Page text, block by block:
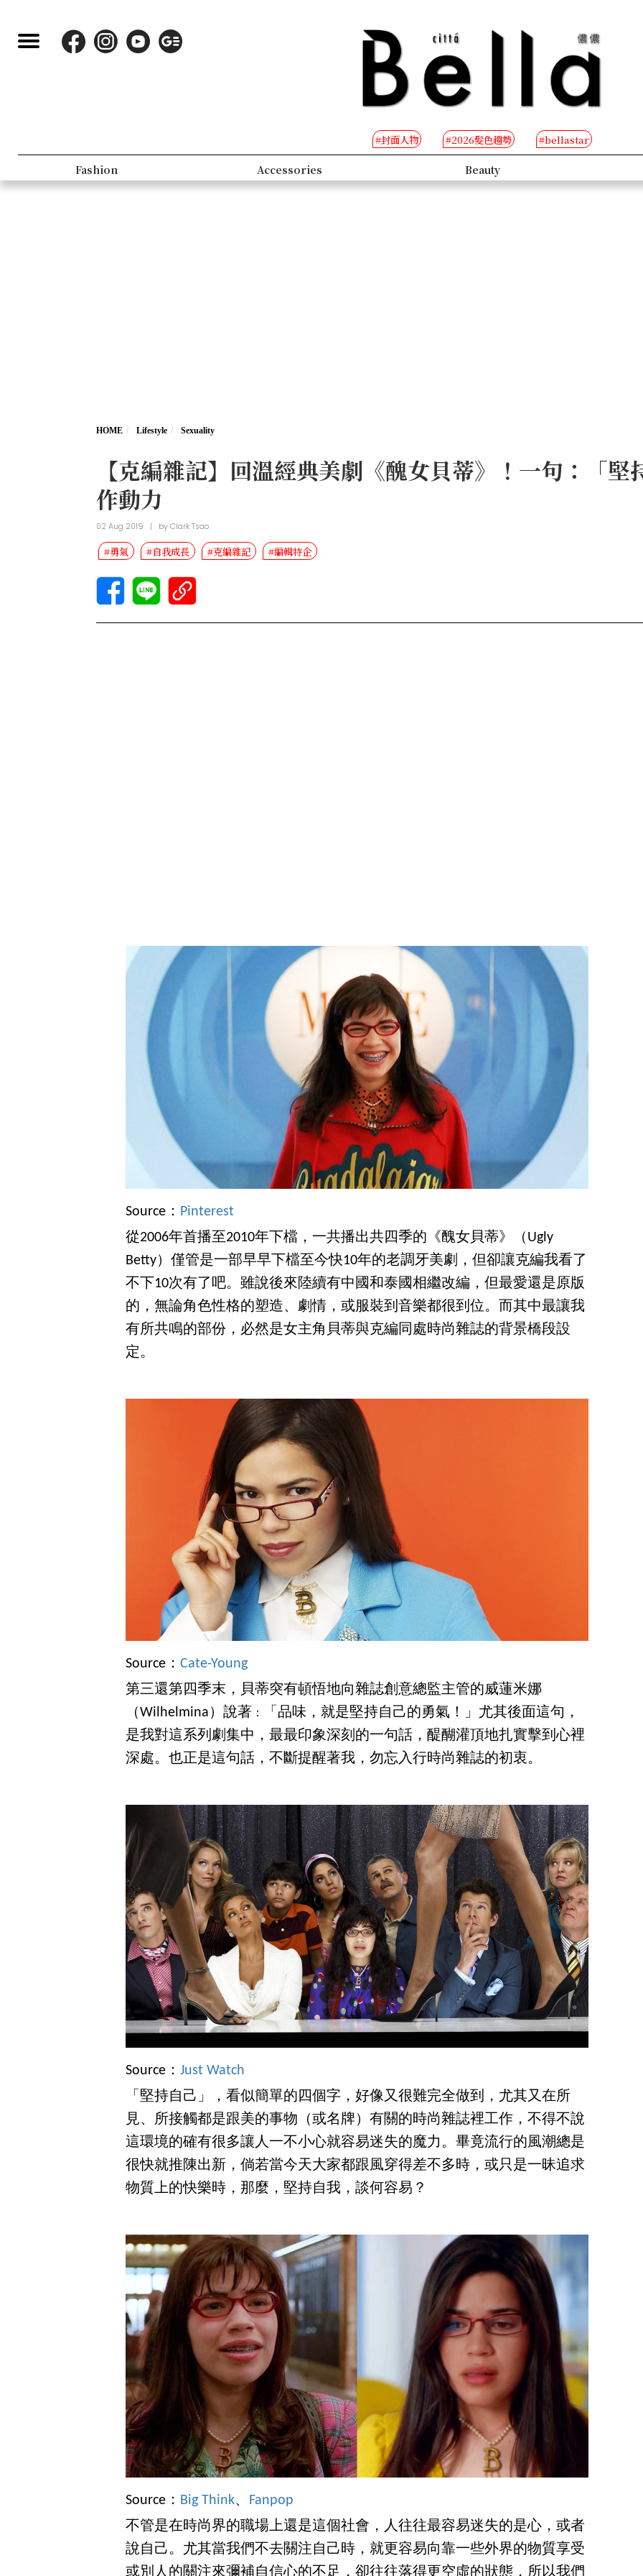
#封面人物 #2026髮色趨勢 #bellastar
Fashion Accessories Beauty
HOME Lifestyle Sexuality
【克編雜記】回溫經典美劇《醜女貝蒂》！一句：「
作動力
02 Aug 2019 | byClark Tsao
#勇氣 #自我成長 #克編雜記 #編輯特企
Source： Pinterest
從2006年首播至2010年下檔，一共播出共四季的《醜女貝蒂》（Ugly
Betty）僅管是一部早早下檔至今快10年的老調牙美劇，但卻讓克編我看了
不下10次有了吧。雖說後來陸續有中國和泰國相繼改編，但最愛還是原版
的，無論角色性格的塑造、劇情，或服裝到音樂都很到位。而其中最讓我
有所共鳴的部份，必然是女主角貝蒂與克編同處時尚雜誌的背景橋段設
定。
Source： Cate-Young
第三還第四季末，貝蒂突有頓悟地向雜誌創意總監主管的威蓮米娜
（Wilhelmina）說著 ：
「品味，就是堅持自己的勇氣！」尤其後面這句，
是我對這系列劇集中，最最印象深刻的一句話，醍醐灌頂地扎實擊到心裡
深處。也正是這句話，不斷提醒著我，勿忘入行時尚雜誌的初衷。
Source： Just Watch
「堅持自己」，看似簡單的四個字，好像又很難完全做到，尤其又在所
見、所接觸都是跟美的事物（或名牌）有關的時尚雜誌裡工作，不得不說
這環境的確有很多讓人一不小心就容易迷失的魔力。畢竟流行的風潮總是
很快就推陳出新，倘若當今天大家都跟風穿得差不多時，或只是一昧追求
物質上的快樂時，那麼，堅持自我，談何容易？
Source： Big Think、
Fanpop
不管是在時尚界的職場上還是這個社會，人往往最容易迷失的是心，或者
說自己。尤其當我們不去關注自己時，就更容易向靠一些外界的物質享受
或別人的關注來彌補自信心的不足，卻往往落得更空虛的狀態，所以我們